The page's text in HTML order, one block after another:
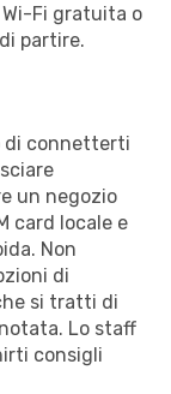
Fi gratuita o
partire.
di connetterti
un negozio
card locale e
Non
di
si tratti di
Lo staff
consigli